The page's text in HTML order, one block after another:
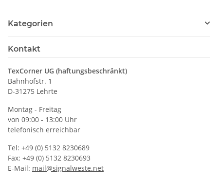
Kategorien
Kontakt
TexCorner UG (haftungsbeschränkt)
Bahnhofstr. 1
D-31275 Lehrte
Montag - Freitag
von 09:00 - 13:00 Uhr
telefonisch erreichbar
Tel: +49 (0) 5132 8230689
Fax: +49 (0) 5132 8230693
E-Mail: mail@signalweste.net